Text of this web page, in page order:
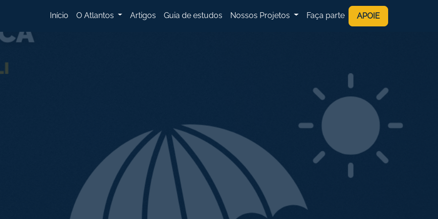
Início
O Atlantos Artigos Guia de estudos Nossos Projetos Faça parte APOIE
Juliana Antonelli